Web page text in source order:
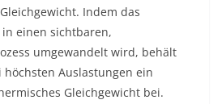
Indem das
einen sichtbaren,
umgewandelt wird, behält
höchsten Auslastungen ein
Gleichgewicht bei.